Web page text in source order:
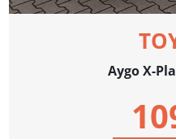
Aygo X-